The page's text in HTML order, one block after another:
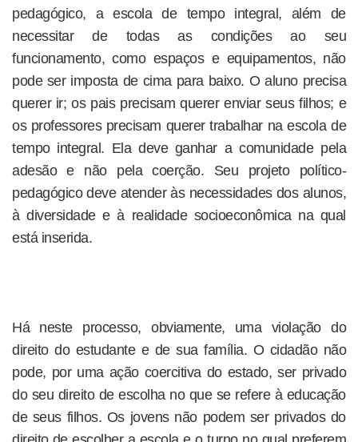
pedagógico, a escola de tempo integral, além de
necessitar de todas as condições ao seu
funcionamento, como espaços e equipamentos, não
pode ser imposta de cima para baixo. O aluno precisa
querer ir; os pais precisam querer enviar seus filhos; e
os professores precisam querer trabalhar na escola de
tempo integral. Ela deve ganhar a comunidade pela
adesão e não pela coerção. Seu projeto político-
pedagógico deve atender às necessidades dos alunos,
à diversidade e à realidade socioeconômica na qual
está inserida.
Há neste processo, obviamente, uma violação do
direito do estudante e de sua família. O cidadão não
pode, por uma ação coercitiva do estado, ser privado
do seu direito de escolha no que se refere à educação
de seus filhos. Os jovens não podem ser privados do